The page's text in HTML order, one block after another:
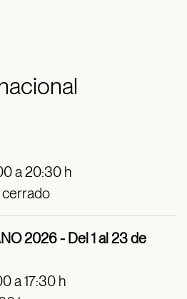
a 20:30 h
cerrado
2026 - Del 1 al 23 de
a 17:30 h